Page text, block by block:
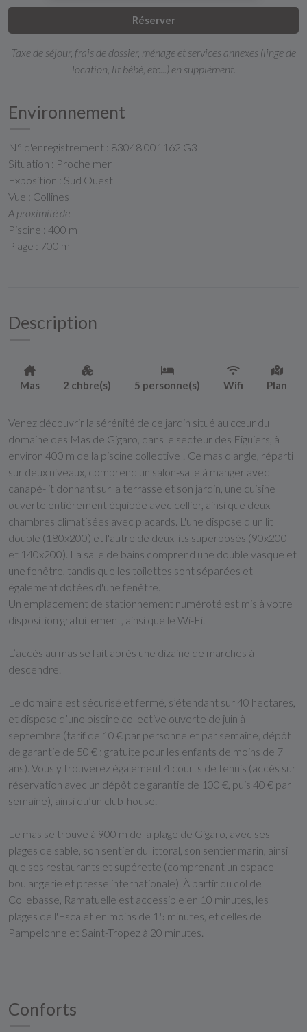
Réserver
Taxe de séjour, frais de dossier, ménage et services annexes (linge de
location, lit bébé, etc...) en supplément.
Environnement
N° d'enregistrement : 83048 001162 G3
Situation : Proche mer
Exposition : Sud Ouest
Vue : Collines
A proximité de
Piscine : 400 m
Plage : 700 m
Description
Mas 2 chbre(s) 5 personne(s) Wifi Plan
Venez découvrir la sérénité de ce jardin situé au cœur du
domaine des Mas de Gigaro, dans le secteur des Figuiers, à
environ 400 m de la piscine collective ! Ce mas d'angle, réparti
sur deux niveaux, comprend un salon-salle à manger avec
canapé-lit donnant sur la terrasse et son jardin, une cuisine
ouverte entièrement équipée avec cellier, ainsi que deux
chambres climatisées avec placards. L'une dispose d'un lit
double (180x200) et l'autre de deux lits superposés (90x200
et 140x200). La salle de bains comprend une double vasque et
une fenêtre, tandis que les toilettes sont séparées et
également dotées d'une fenêtre.
Un emplacement de stationnement numéroté est mis à votre
disposition gratuitement, ainsi que le Wi-Fi.
L’accès au mas se fait après une dizaine de marches à
descendre.
Le domaine est sécurisé et fermé, s’étendant sur 40 hectares,
et dispose d’une piscine collective ouverte de juin à
septembre (tarif de 10 € par personne et par semaine, dépôt
de garantie de 50 € ; gratuite pour les enfants de moins de 7
ans). Vous y trouverez également 4 courts de tennis (accès sur
réservation avec un dépôt de garantie de 100 €, puis 40 € par
semaine), ainsi qu’un club-house.
Le mas se trouve à 900 m de la plage de Gigaro, avec ses
plages de sable, son sentier du littoral, son sentier marin, ainsi
que ses restaurants et supérette (comprenant un espace
boulangerie et presse internationale). À partir du col de
Collebasse, Ramatuelle est accessible en 10 minutes, les
plages de l'Escalet en moins de 15 minutes, et celles de
Pampelonne et Saint-Tropez à 20 minutes.
Conforts